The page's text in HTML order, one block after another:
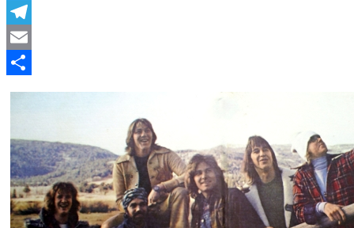
WhatsApp
Telegram
Email